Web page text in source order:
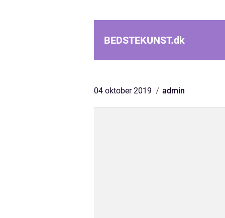
BEDSTEKUNST.dk
04 oktober 2019 admin